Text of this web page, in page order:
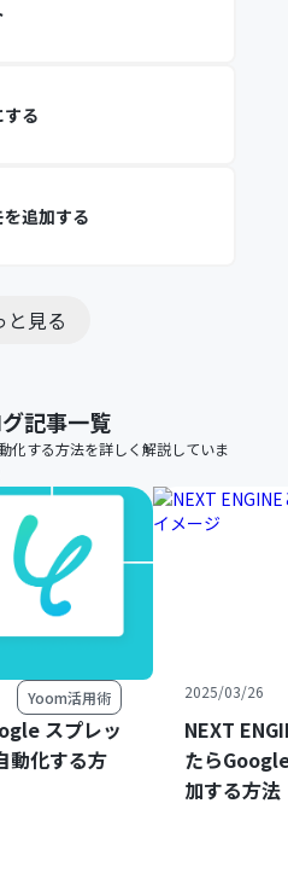
る
追加する
と見る
記事一覧
化する方法を詳しく解説していま
Yoom活用術
スプレッ
動化する方
2025/03/26
NEXT
たら
加する方法